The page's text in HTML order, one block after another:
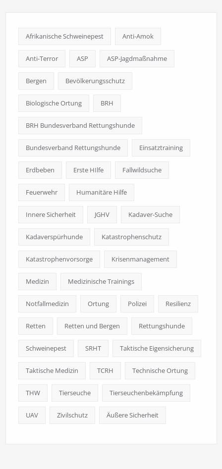
Afrikanische Schweinepest Anti-Amok
Anti-Terror ASP ASP-Jagdmaßnahme
Bergen Bevölkerungsschutz
Biologische Ortung BRH
BRH Bundesverband Rettungshunde
Bundesverband Rettungshunde Einsatztraining
Erdbeben Erste HIlfe Fallwildsuche
Feuerwehr Humanitäre Hilfe
Innere Sicherheit JGHV Kadaver-Suche
Kadaverspürhunde Katastrophenschutz
Katastrophenvorsorge Krisenmanagement
Medizin Medizinische Trainings
Notfallmedizin Ortung Polizei Resilienz
Retten Retten und Bergen Rettungshunde
Schweinepest SRHT Taktische Eigensicherung
Taktische Medizin TCRH Technische Ortung
THW Tierseuche Tierseuchenbekämpfung
UAV Zivilschutz Äußere Sicherheit